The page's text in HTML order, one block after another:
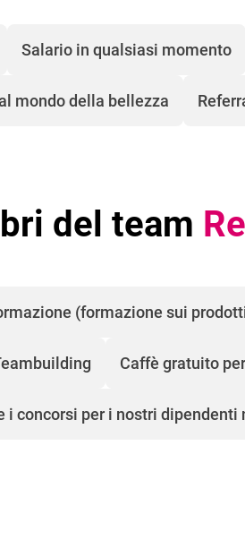
Salario in qualsiasi momento
mondo della bellezza
del team
(formazione sui
Caffè gratuito
concorsi per i nostri dipendenti